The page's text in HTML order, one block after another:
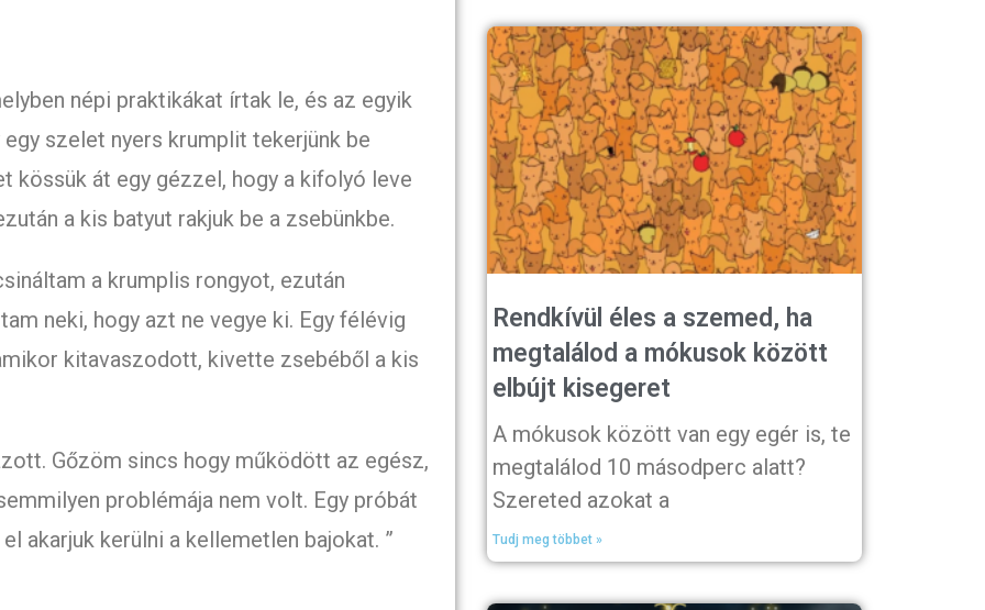
népi praktikákat írtak le, és az egyik
szelet nyers krumplit tekerjünk be
kössük át egy gézzel, hogy a kifolyó leve
a kis batyut rakjuk be a zsebünkbe.
a krumplis rongyot, ezután
neki, hogy azt ne vegye ki. Egy félévig
kitavaszodott, kivette zsebéből a kis
Gőzöm sincs hogy működött az egész,
problémája nem volt. Egy próbát
akarjuk kerülni a kellemetlen bajokat. ”
Rendkívül éles a szemed, ha
megtalálod a mókusok között
elbújt kisegeret
A mókusok között van egy egér is, te
megtalálod 10 másodperc alatt?
Szereted azokat a
Tudj meg többet »